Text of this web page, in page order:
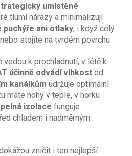
umístěné
tlumí nárazy a minimalizují
puchýře ani otlaky, i když celý
stojíte na tvrdém povrchu.
vedou k prochladnutí, v létě k
účinně odvádí vlhkost od
kanálkům udržuje optimální
máte nohy v teple, v horku
izolace funguje
chladem i nadměrným
zničit i ten nejlepší